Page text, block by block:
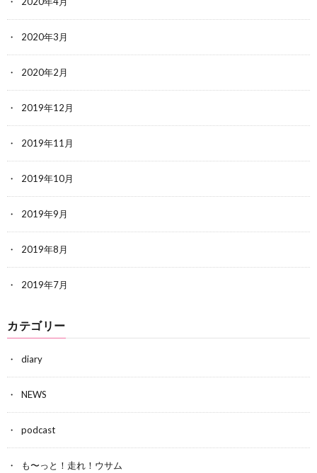
2020年3月
2020年2月
2019年12月
2019年11月
2019年10月
2019年9月
2019年8月
2019年7月
カテゴリー
diary
NEWS
podcast
も〜っと！走れ！ウサム